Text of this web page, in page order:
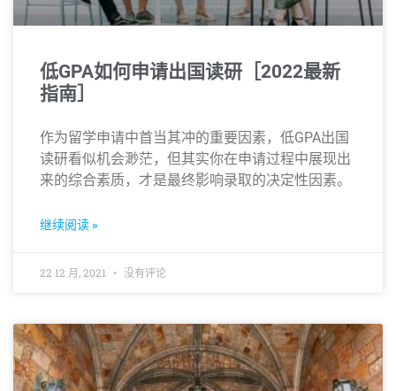
低GPA如何申请出国读研［2022最新
指南］
作为留学申请中首当其冲的重要因素，低GPA出国
读研看似机会渺茫，但其实你在申请过程中展现出
来的综合素质，才是最终影响录取的决定性因素。
继续阅读 »
22 12 月, 2021 没有评论